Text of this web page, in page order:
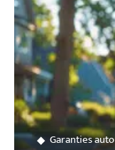
Garanties auto